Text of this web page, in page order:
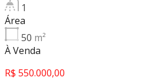
1
Área
50 m²
À Venda
R$ 550.000,00